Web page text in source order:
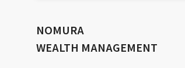
NOMURA
WEALTH MANAGEMENT